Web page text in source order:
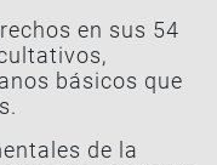
en sus 54
básicos que
de la